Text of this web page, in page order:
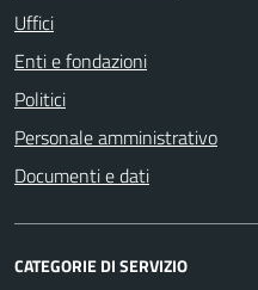
Uffici
Enti e fondazioni
Politici
Personale amministrativo
Documenti e dati
CATEGORIE DI SERVIZIO